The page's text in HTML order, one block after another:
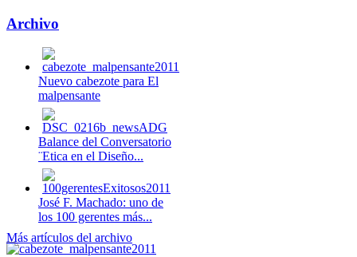
Archivo
Nuevo cabezote para El
malpensante
Balance del Conversatorio
¨Etica en el Diseño...
José F. Machado: uno de
los 100 gerentes más...
Más artículos del archivo